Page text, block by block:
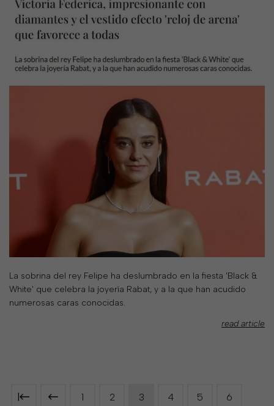
La sobrina del rey Felipe ha deslumbrado en la fiesta 'Black &
White' que celebra la joyería Rabat, y a la que han acudido
numerosas caras conocidas.
read article
1 2 3 4 5 6
41